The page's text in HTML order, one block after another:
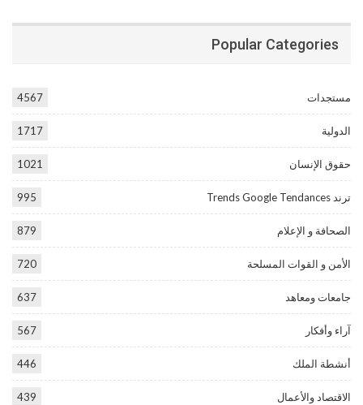
Popular Categories
مستجدات 4567
الدولية 1717
حقوق الإنسان 1021
ترند Trends Google Tendances 995
الصحافة و الإعلام 879
الأمن و القوات المسلحة 720
جامعات ومعاهد 637
آراء وأفكار 567
أنشطة الملك 446
الاقتصاد والأعمال 439